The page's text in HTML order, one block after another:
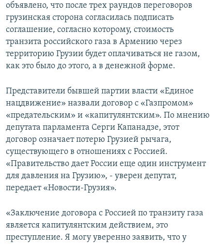
КУЛЬТУРА
МИР
ПОЗИЦИЯ
ГОЛОСА
ЧИТАЕМ ПРЕССУ
ФОТО
ПОДКАСТЫ
АРХИВ РАДИОПРОГРАММЫ
ПРИСОЕДИНЯЙТЕСЬ!
Все сайты РСЕ/РС
объявлено, что после трех раундов переговоров
грузинская сторона согласилась подписать
соглашение, согласно которому, стоимость
транзита российского газа в Армению через
территорию Грузии будет оплачиваться не газом,
как это было до этого, а в денежной форме.
Представители бывшей партии власти «Единое
нацдвижение» назвали договор с «Газпромом»
«предательским» и «капитулянтским». По мнению
депутата парламента Серги Капанадзе, этот
договор означает потерю Грузией рычага,
существующего в отношениях с Россией.
«Правительство дает России еще один инструмент
для давления на Грузию», - уверен депутат,
передает «Новости-Грузия».
«Заключение договора с Россией по транзиту газа
является капитулянтским действием, это
преступление. Я могу уверенно заявить, что у